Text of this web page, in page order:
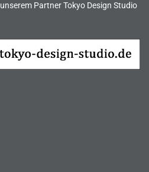
Partner Tokyo Design Studio